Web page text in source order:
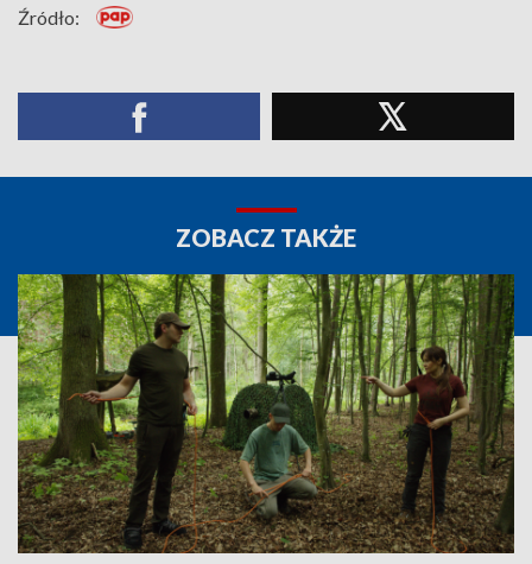
Źródło:
ZOBACZ TAKŻE